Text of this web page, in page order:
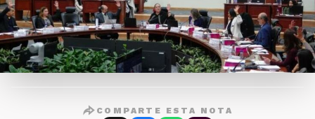
COMPARTE ESTA NOTA